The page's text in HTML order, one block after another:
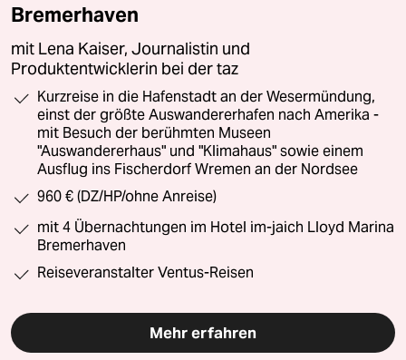
Bremerhaven
mit Lena Kaiser, Journalistin und
Produktentwicklerin bei der taz
Kurzreise in die Hafenstadt an der Wesermündung,
einst der größte Auswandererhafen nach Amerika -
mit Besuch der berühmten Museen
"Auswandererhaus" und "Klimahaus" sowie einem
Ausflug ins Fischerdorf Wremen an der Nordsee
960 € (DZ/HP/ohne Anreise)
mit 4 Übernachtungen im Hotel im-jaich Lloyd Marina
Bremerhaven
Reiseveranstalter Ventus-Reisen
Mehr erfahren